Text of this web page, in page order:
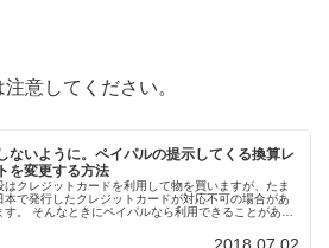
意してください。
ないように。ペイパルの提示してくる換算レ
を変更する方法
はクレジットカードを利用して物を買いますが、たま
本で発行したクレジットカードが対応不可の場合があ
す。 そんなときにペイパルなら利用できることがある